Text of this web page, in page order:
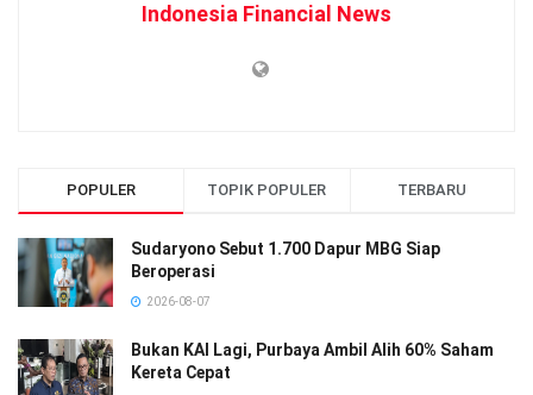
Indonesia Financial News
POPULER TOPIK POPULER TERBARU
Sudaryono Sebut 1.700 Dapur MBG Siap
Beroperasi
2026-08-07
Bukan KAI Lagi, Purbaya Ambil Alih 60% Saham
Kereta Cepat